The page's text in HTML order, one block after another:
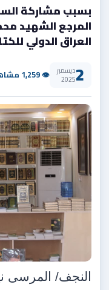
بسبب مشاركة
المرجع الشهيد
العراق الدولي
2ديسمبر
2025 👁 1,259 مشاهدة
النجف/ المرسى